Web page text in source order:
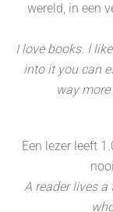
wereld, in een
I love books. I
into it you can
way
Een lezer leeft
A reader lives